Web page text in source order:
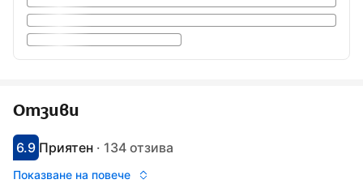
Отзиви
С оценка: 6.9
6.9
Оценено като: приятно
Приятен · 134 отзива
Показване на повече